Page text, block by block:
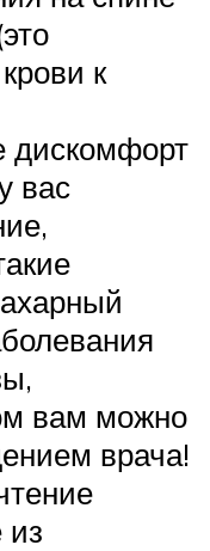
к
вас
вам можно
врача!
из